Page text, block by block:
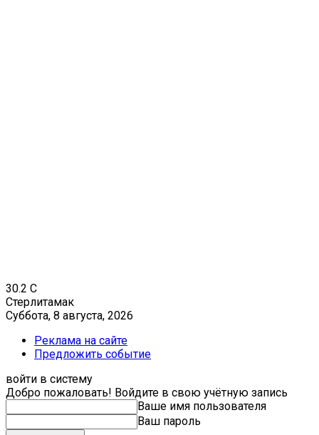
30.2 C
Стерлитамак
Суббота, 8 августа, 2026
Реклама на сайте
Предложить событие
войти в систему
Добро пожаловать! Войдите в свою учётную запись
Ваше имя пользователя
Ваш пароль